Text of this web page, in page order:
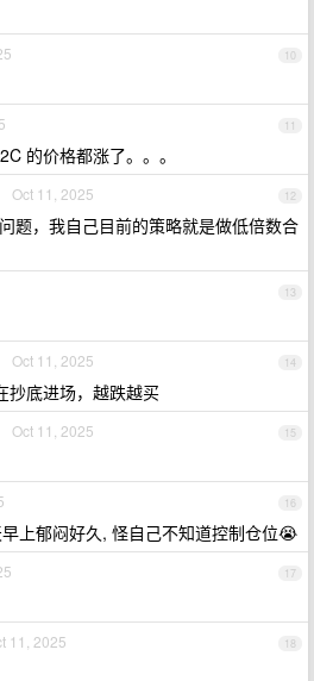
10
11
的价格都涨了。。。
12
Oct 11, 2025
题，我自己目前的策略就是做低倍数合
13
14
Oct 11, 2025
抄底进场，越跌越买
15
Oct 11, 2025
16
上郁闷好久, 怪自己不知道控制仓位😭
17
18
11, 2025